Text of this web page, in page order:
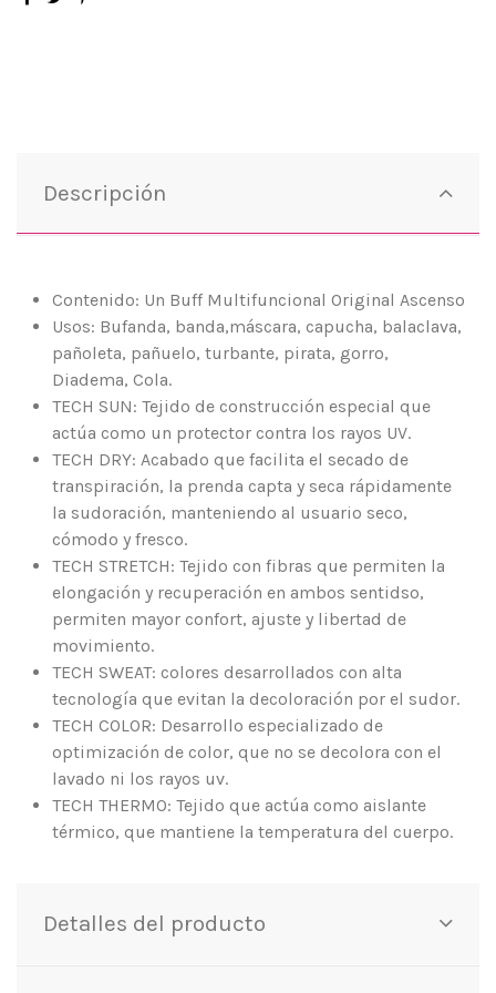
Descripción
Contenido: Un Buff Multifuncional Original Ascenso
Usos: Bufanda, banda,máscara, capucha, balaclava,
pañoleta, pañuelo, turbante, pirata, gorro,
Diadema, Cola.
TECH SUN: Tejido de construcción especial que
actúa como un protector contra los rayos UV.
TECH DRY: Acabado que facilita el secado de
transpiración, la prenda capta y seca rápidamente
la sudoración, manteniendo al usuario seco,
cómodo y fresco.
TECH STRETCH: Tejido con fibras que permiten la
elongación y recuperación en ambos sentidso,
permiten mayor confort, ajuste y libertad de
movimiento.
TECH SWEAT: colores desarrollados con alta
tecnología que evitan la decoloración por el sudor.
TECH COLOR: Desarrollo especializado de
optimización de color, que no se decolora con el
lavado ni los rayos uv.
TECH THERMO: Tejido que actúa como aislante
térmico, que mantiene la temperatura del cuerpo.
Detalles del producto